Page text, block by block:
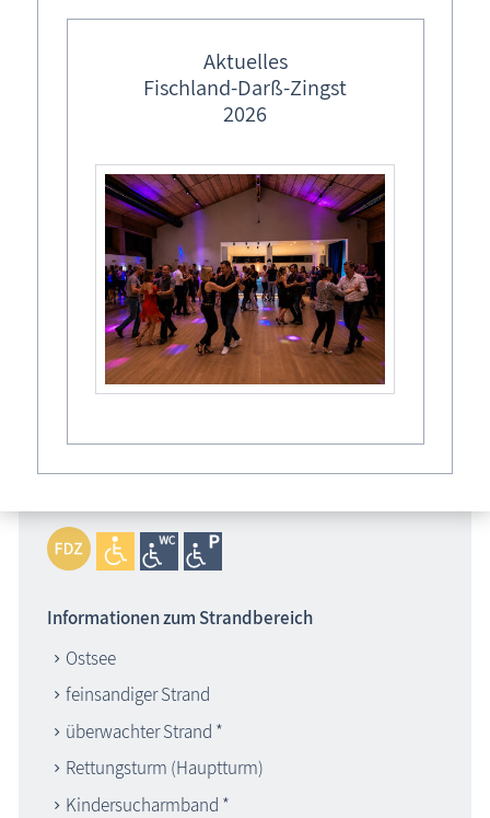
Strandübergang 15
Am Plateau, Ahornstraße (in Verlängerung)
Dierhagen
Ortsteil Strand
Notruf Rettungsturm DLRG:
Informationen zum Strandbereich
Ostsee
feinsandiger Strand
überwachter Strand *
Rettungsturm (Hauptturm)
Kindersucharmband *
Aktuelles
Fischland-Darß-Zingst
2026